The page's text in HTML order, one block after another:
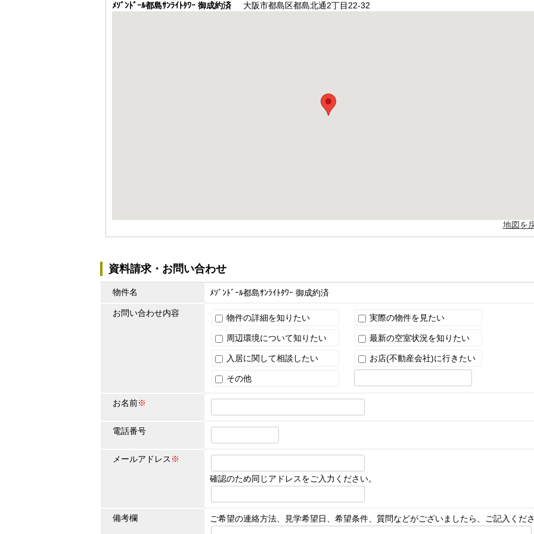
ﾒｿﾞﾝﾄﾞｰﾙ都島ｻﾝﾗｲﾄﾀﾜｰ 御成約済 大阪市都島区都島北通2丁目22-32
地図を
資料請求・お問い合わせ
物件名 ﾒｿﾞﾝﾄﾞｰﾙ都島ｻﾝﾗｲﾄﾀﾜｰ 御成約済
お問い合わせ内容 物件の詳細を知りたい 実際の物件を見たい
周辺環境について知りたい 最新の空室状況を知りたい
入居に関して相談したい お店(不動産会社)に行きたい
その他
お名前※
電話番号
メールアドレス ※
確認のため同じアドレスをご入力ください。
備考欄 ご希望の連絡方法、見学希望日、希望条件、質問などがございましたら、ご記入くだ